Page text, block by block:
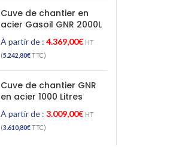
Cuve de chantier en
acier Gasoil GNR 2000L
À partir de : 4.369,00€ HT
(5.242,80€TTC)
Cuve de chantier GNR
en acier 1000 Litres
À partir de : 3.009,00€ HT
(3.610,80€TTC)